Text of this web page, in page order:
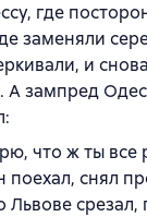
где
заменяли
и
А зампред
что ж ты
поехал, снял
Львове срезал,